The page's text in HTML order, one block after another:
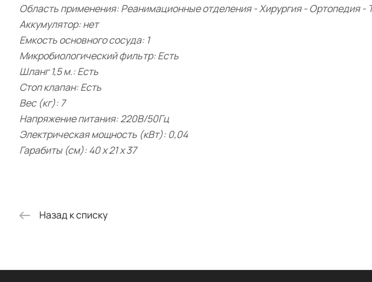
Область применения: Реанимационные отделения - Хирургия - Ортопедия
Аккумулятор: нет
Емкость основного сосуда: 1
Микробиологический фильтр: Есть
Шланг 1,5 м.: Есть
Стоп клапан: Есть
Вес (кг): 7
Напряжение питания: 220В/50Гц
Электрическая мощность (кВт): 0,04
Гарабиты (см): 40 х 21 х 37
Назад к списку